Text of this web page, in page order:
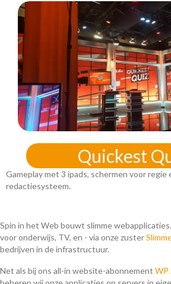
Energy
Slimme AI waarschuwt gebouwbeheerders
Spin in het Web bouwt slimme
voor onderwijs, TV, en - via onze zuster
bedrijven in de infrastructuur.
Net als bij ons all-in website-abonnement WP